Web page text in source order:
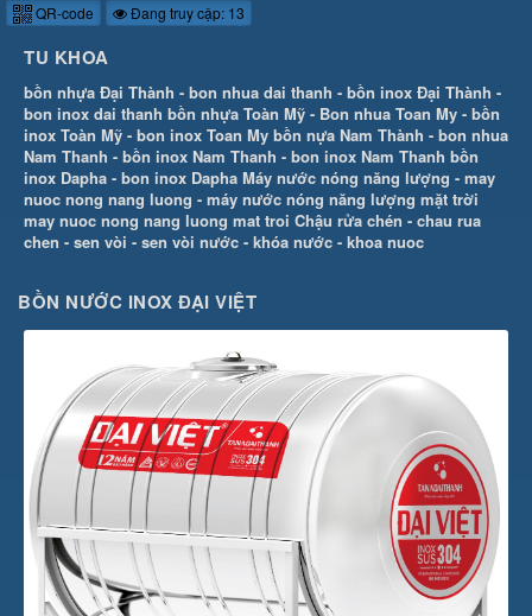
QR-code Đang truy cập: 13
TU KHOA
bồn nhựa Đại Thành - bon nhua dai thanh - bồn inox Đại Thành -
bon inox dai thanh bồn nhựa Toàn Mỹ - Bon nhua Toan My - bồn
inox Toàn Mỹ - bon inox Toan My bồn nựa Nam Thành - bon nhua
Nam Thanh - bồn inox Nam Thanh - bon inox Nam Thanh bồn
inox Dapha - bon inox Dapha Máy nước nóng năng lượng - may
nuoc nong nang luong - máy nước nóng năng lượng mặt trời
may nuoc nong nang luong mat troi Chậu rửa chén - chau rua
chen - sen vòi - sen vòi nước - khóa nước - khoa nuoc
BỒN NƯỚC INOX ĐẠI VIỆT